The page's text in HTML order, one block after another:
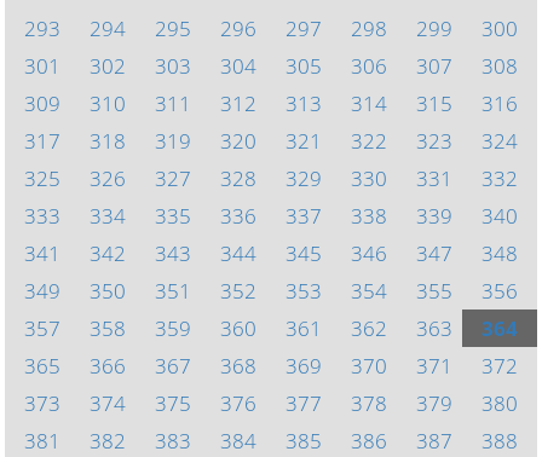
293
294 295 296 297 298 299
300
301
302 303 304 305 306 307
308
309
310 311 312 313 314 315
316
317
318 319 320 321 322 323
324
325
326 327 328 329 330 331
332
333
334 335 336 337 338 339
340
341
342 343 344 345 346 347
348
349
350 351 352 353 354 355
356
357
358 359 360 361 362 363
364
365
366 367 368 369 370 371
372
373
374 375 376 377 378 379
380
381
382 383 384 385 386 387 388